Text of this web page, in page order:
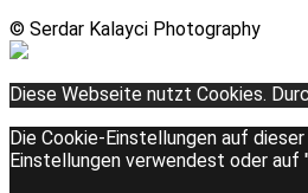
© Serdar Kalayci Photography
Diese Webseite nutzt Cookies.
Die Cookie-Einstellungen auf
Einstellungen verwendest oder